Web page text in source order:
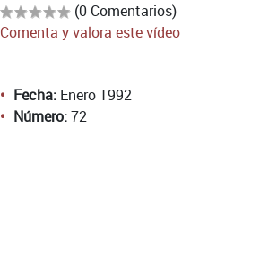
(0 Comentarios)
Comenta y valora este vídeo
Fecha: Enero 1992
Número:72